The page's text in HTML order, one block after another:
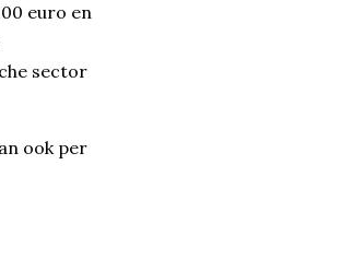
euro en
sector
ook per